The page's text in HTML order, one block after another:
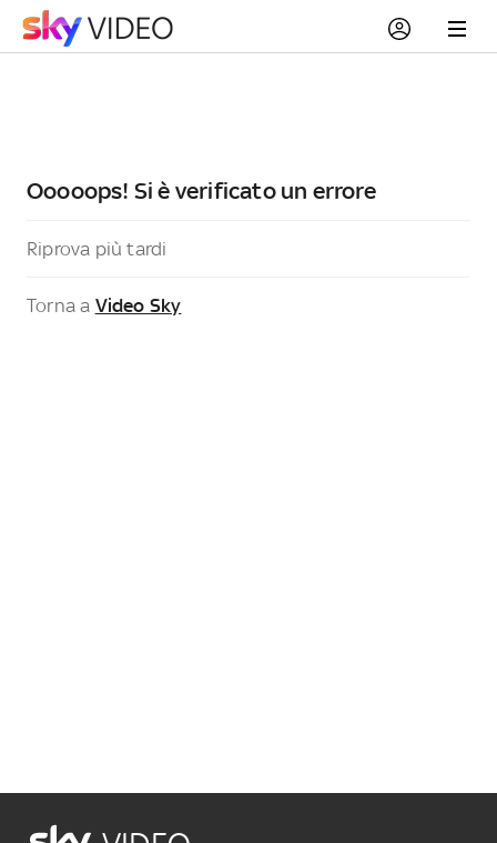
Ooooops! Si è verificato un errore
Riprova più tardi
Torna a Video Sky